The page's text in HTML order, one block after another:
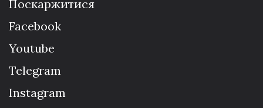
Поскаржитися
Facebook
Youtube
Telegram
Instagram